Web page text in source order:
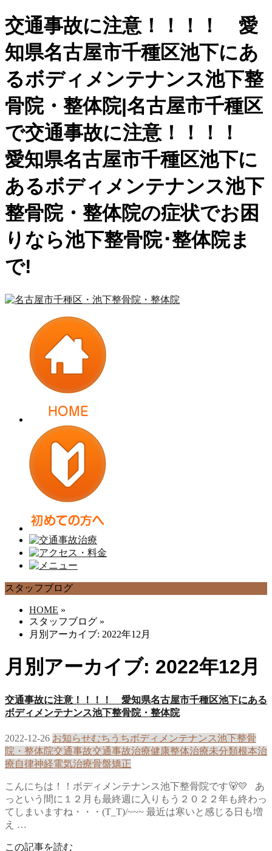
交通事故に注意！！！！ 愛
知県名古屋市千種区池下にあ
るボディメンテナンス池下整
骨院・整体院|名古屋市千種区
で交通事故に注意！！！！
愛知県名古屋市千種区池下に
あるボディメンテナンス池下
整骨院・整体院の症状でお困
りなら池下整骨院･整体院ま
で!
スタッフブログ
HOME »
スタッフブログ »
月別アーカイブ: 2022年12月
月別アーカイブ: 2022年12月
交通事故に注意！！！！ 愛知県名古屋市千種区池下にある
ボディメンテナンス池下整骨院・整体院
2022-12-26 お知らせむちうちボディメンテナンス池下整骨
院・整体院交通事故交通事故治療健康整体治療未分類根本治
療自律神経電気治療骨盤矯正
こんにちは！！ボディメンテナンス池下整骨院です🐻💛 あ
っという間に１２月も最終週に入りもう２０２２年も終わっ
てしまいますね・・・(T_T)/~~~ 最近は寒いと感じる日も増
え …
この記事を読む